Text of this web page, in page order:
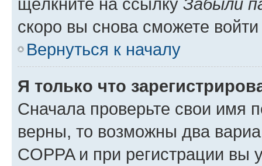
скоро вы снова сможете
Вернуться к началу
Я только что
Сначала проверьте свои имя
верны, то возможны два
COPPA и при регистрации вы